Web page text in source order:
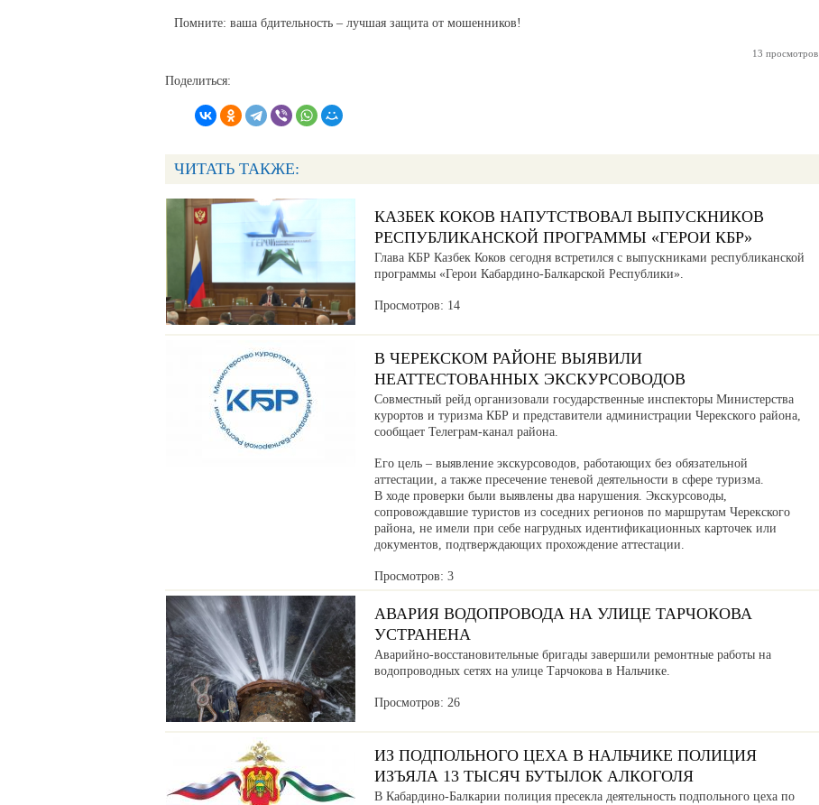
Помните: ваша бдительность – лучшая защита от мошенников!
13 просмотров
Поделиться:
ЧИТАТЬ ТАКЖЕ:
КАЗБЕК КОКОВ НАПУТСТВОВАЛ ВЫПУСКНИКОВ
РЕСПУБЛИКАНСКОЙ ПРОГРАММЫ «ГЕРОИ КБР»
Глава КБР Казбек Коков сегодня встретился с выпускниками республиканской
программы «Герои Кабардино-Балкарской Республики».
Просмотров: 14
В ЧЕРЕКСКОМ РАЙОНЕ ВЫЯВИЛИ
НЕАТТЕСТОВАННЫХ ЭКСКУРСОВОДОВ
Совместный рейд организовали государственные инспекторы Министерства
курортов и туризма КБР и представители администрации Черекского района,
сообщает Телеграм-канал района.
Его цель – выявление экскурсоводов, работающих без обязательной
аттестации, а также пресечение теневой деятельности в сфере туризма.
В ходе проверки были выявлены два нарушения. Экскурсоводы,
сопровождавшие туристов из соседних регионов по маршрутам Черекского
района, не имели при себе нагрудных идентификационных карточек или
документов, подтверждающих прохождение аттестации.
Просмотров: 3
АВАРИЯ ВОДОПРОВОДА НА УЛИЦЕ ТАРЧОКОВА
УСТРАНЕНА
Аварийно-восстановительные бригады завершили ремонтные работы на
водопроводных сетях на улице Тарчокова в Нальчике.
Просмотров: 26
ИЗ ПОДПОЛЬНОГО ЦЕХА В НАЛЬЧИКЕ ПОЛИЦИЯ
ИЗЪЯЛА 13 ТЫСЯЧ БУТЫЛОК АЛКОГОЛЯ
В Кабардино-Балкарии полиция пресекла деятельность подпольного цеха по